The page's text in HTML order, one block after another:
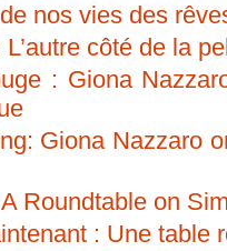
nos vies des
côté de la
: Giona
Giona Nazzaro
Roundtable on
: Une table